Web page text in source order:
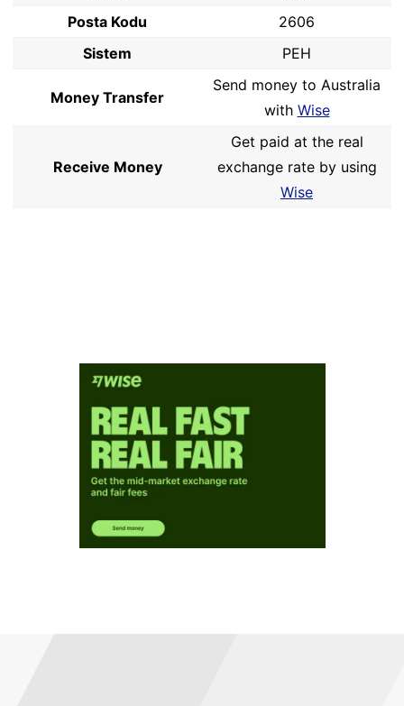
Posta Kodu
2606
Sistem
PEH
Money Transfer
Send money to Australia
with Wise
Receive Money
Get paid at the real
exchange rate by using
Wise